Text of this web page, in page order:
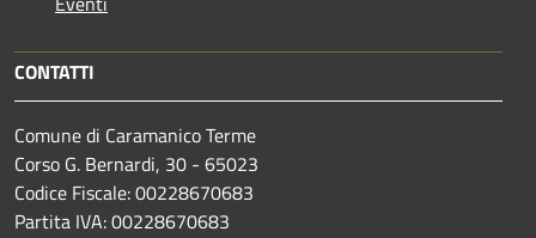
CONTATTI
Comune di Caramanico Terme
Corso G. Bernardi, 30 - 65023
Codice Fiscale: 00228670683
Partita IVA: 00228670683